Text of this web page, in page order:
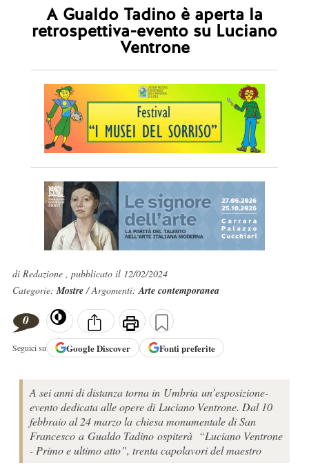
A Gualdo Tadino è aperta la
retrospettiva-evento su Luciano
Ventrone
di Redazione , pubblicato il 12/02/2024
Categorie:Mostre/ Argomenti:Arte contemporanea
0
Seguici su GoogleDiscover Fonti preferite
A sei anni di distanza torna in Umbria un’esposizione-
evento dedicata alle opere di Luciano Ventrone. Dal 10
febbraio al 24 marzo la chiesa monumentale di San
Francesco a Gualdo Tadino ospiterà “Luciano Ventrone
- Primo e ultimo atto”, trenta capolavori del maestro